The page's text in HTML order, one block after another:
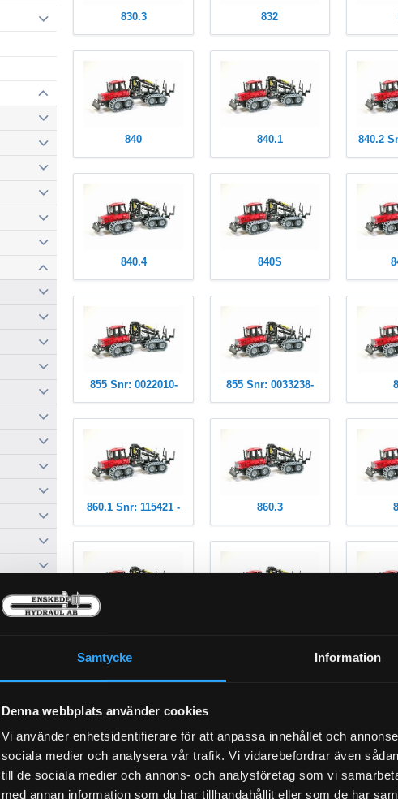
Samtycke Information
Denna webbplats använder cookies
Vi använder enhetsidentifierare för att anpassa innehållet och
sociala medier och analysera vår trafik. Vi vidarebefordrar även
till de sociala medier och annons- och analysföretag som vi
med annan information som du har tillhandahållit eller som de har
830.3 832
840 840.1 840.2
840.4 840S
855 Snr: 0022010- 855 Snr: 0033238-
860.1 Snr: 115421 - 860.3